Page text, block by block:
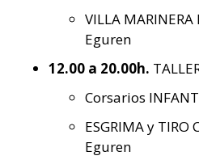
VILLA
Eguren
12.00 a 20.00h.
Corsarios
ESGRIMA y TIRO
Eguren